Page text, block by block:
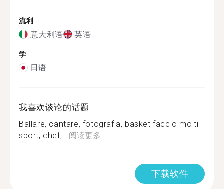
流利
意大利语 英语
学
日语
我喜欢谈论的话题
Ballare, cantare, fotografia, basket faccio molti
sport, chef,...阅读更多
下载软件